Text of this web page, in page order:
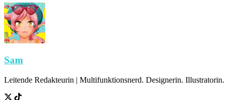
Sam
Leitende Redakteurin | Multifunktionsnerd. Designerin. Illustratorin.